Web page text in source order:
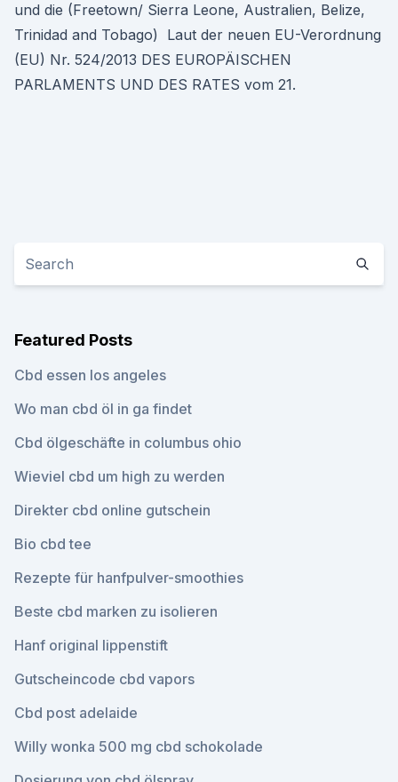
und die (Freetown/ Sierra Leone, Australien, Belize,
Trinidad and Tobago) Laut der neuen EU-Verordnung
(EU) Nr. 524/2013 DES EUROPÄISCHEN
PARLAMENTS UND DES RATES vom 21.
Featured Posts
Cbd essen los angeles
Wo man cbd öl in ga findet
Cbd ölgeschäfte in columbus ohio
Wieviel cbd um high zu werden
Direkter cbd online gutschein
Bio cbd tee
Rezepte für hanfpulver-smoothies
Beste cbd marken zu isolieren
Hanf original lippenstift
Gutscheincode cbd vapors
Cbd post adelaide
Willy wonka 500 mg cbd schokolade